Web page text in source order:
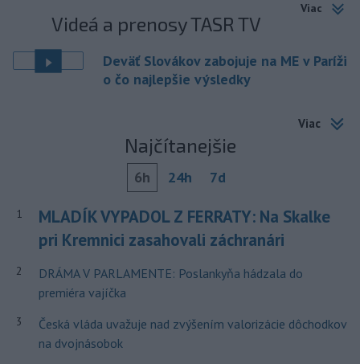
Viac
Videá a prenosy TASR TV
Deväť Slovákov zabojuje na ME v Paríži
o čo najlepšie výsledky
Viac
Najčítanejšie
6h 24h 7d
1
MLADÍK VYPADOL Z FERRATY: Na Skalke
pri Kremnici zasahovali záchranári
2
DRÁMA V PARLAMENTE: Poslankyňa hádzala do
premiéra vajíčka
3
Česká vláda uvažuje nad zvýšením valorizácie dôchodkov
na dvojnásobok